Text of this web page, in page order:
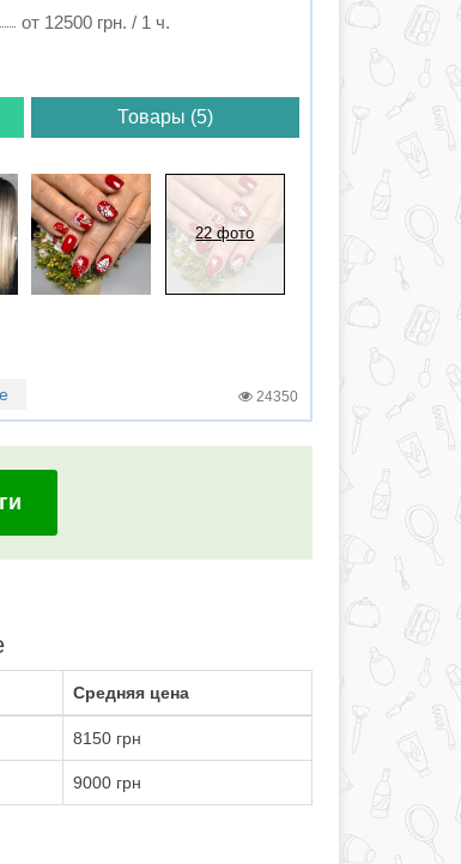
от 12500 грн. / 1 ч.
Товары (5)
22 фото
24350
Средняя цена
8150 грн
9000 грн